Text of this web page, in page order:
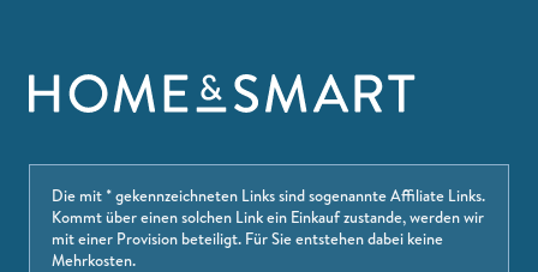
Die mit * gekennzeichneten Links sind sogenannte Affiliate Links.
Kommt über einen solchen Link ein Einkauf zustande, werden wir
mit einer Provision beteiligt. Für Sie entstehen dabei keine
Mehrkosten.